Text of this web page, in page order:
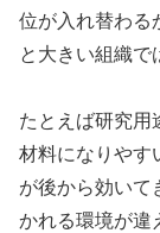
位が入れ替わる
と大きい組織で
たとえば研究用
材料になりやす
が後から効いて
かれる環境が違